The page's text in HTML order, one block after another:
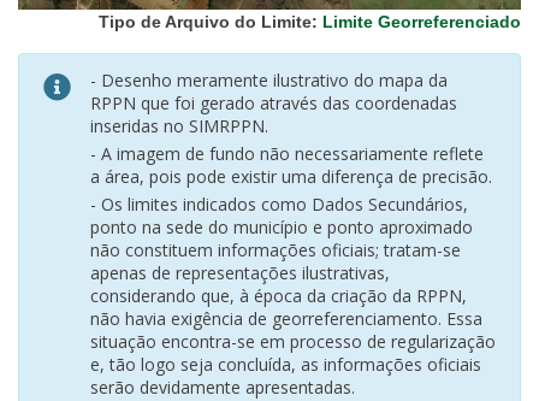
Tipo de Arquivo do Limite: Limite Georreferenciado
- Desenho meramente ilustrativo do mapa da
RPPN que foi gerado através das coordenadas
inseridas no SIMRPPN.
- A imagem de fundo não necessariamente reflete
a área, pois pode existir uma diferença de precisão.
- Os limites indicados como Dados Secundários,
ponto na sede do município e ponto aproximado
não constituem informações oficiais; tratam-se
apenas de representações ilustrativas,
considerando que, à época da criação da RPPN,
não havia exigência de georreferenciamento. Essa
situação encontra-se em processo de regularização
e, tão logo seja concluída, as informações oficiais
serão devidamente apresentadas.